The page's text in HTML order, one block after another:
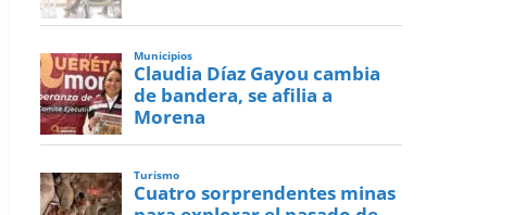
Municipios
Claudia Díaz Gayou cambia
de bandera, se afilia a
Morena
Turismo
Cuatro sorprendentes minas